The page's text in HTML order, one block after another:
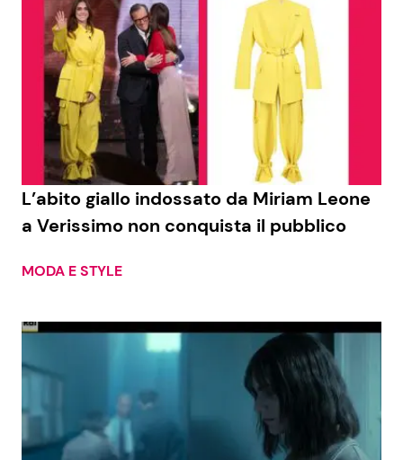
News Cinema
News Musica
News Spettacolo
News dal mondo
Benessere
Casa
Moda e Style
Mondo Mamma
News benessere
Salute
Cucina e Ricette
Consigli di Cucina
Le Ricette in TV
Primi Piatti
Ricette Facili e Veloci
L’abito giallo indossato da Miriam Leone
a Verissimo non conquista il pubblico
MODA E STYLE